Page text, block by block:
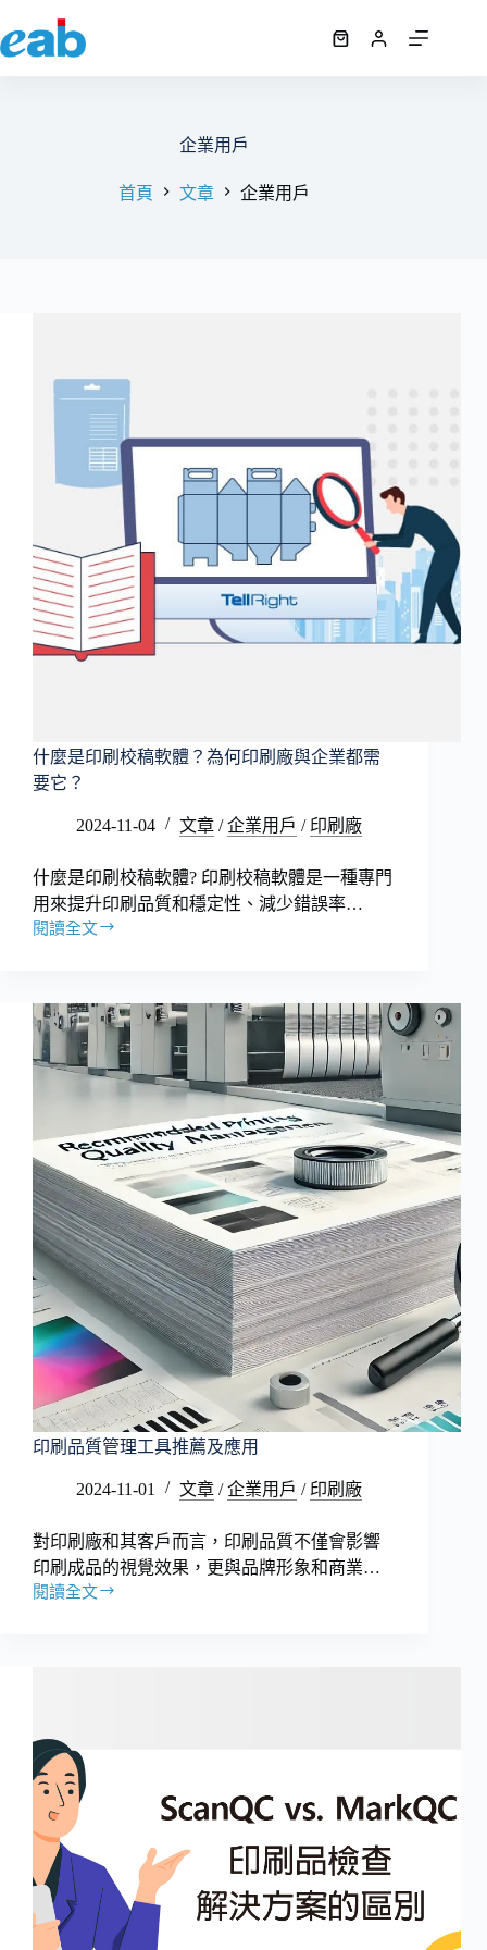
至
購
企業用戶
首頁 文章 企業用戶
什麼是印刷校稿軟體？為何印刷廠與企業都需
要它？
2024-11-04 文章 /企業用戶 / 印刷廠
什麼是印刷校稿軟體? 印刷校稿軟體是一種專門
用來提升印刷品質和穩定性、減少錯誤率…
閱讀全文
什
印
刷
校
為
何
印
刷
廠
與
企
業
都
需
它？
印刷品質管理工具推薦及應用
2024-11-01 文章 /企業用戶 / 印刷廠
對印刷廠和其客戶而言，印刷品質不僅會影響
印刷成品的視覺效果，更與品牌形象和商業…
閱讀全文
印
工
具
推
及
用